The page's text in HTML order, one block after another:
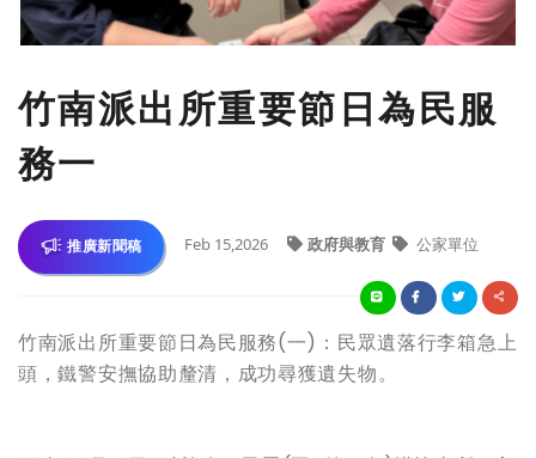
竹南派出所重要節日為民服
務一
推廣新聞稿 Feb 15,2026 政府與教育 公家單位
竹南派出所重要節日為民服務(一)：民眾遺落行李箱急上
頭，鐵警安撫協助釐清，成功尋獲遺失物。